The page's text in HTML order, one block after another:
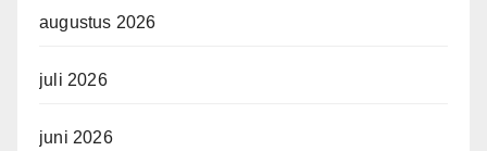
augustus 2026
juli 2026
juni 2026